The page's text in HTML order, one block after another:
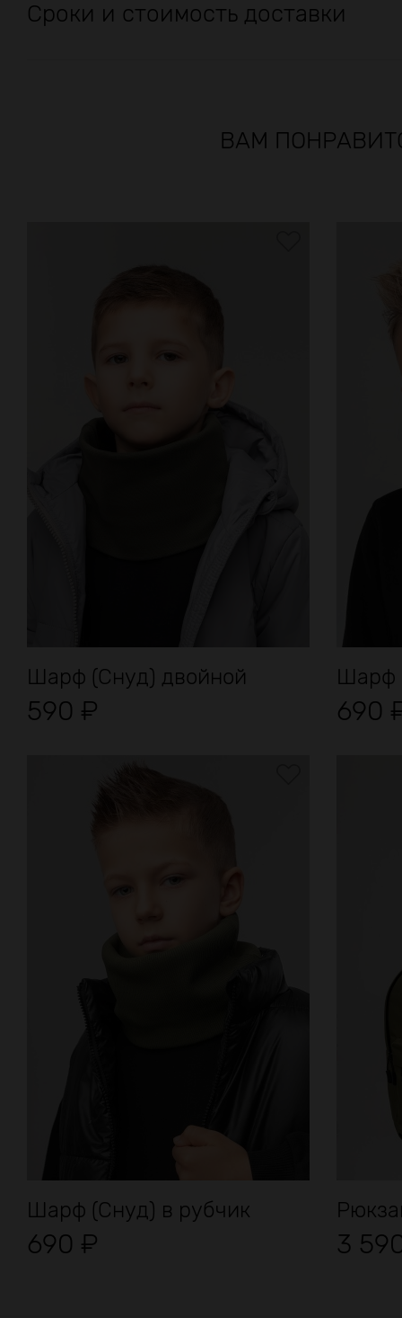
Сроки и стоимость доставки
ВАМ
Шарф (Снуд) двойной
590 ₽
Шарф
690
Шарф (Снуд) в рубчик
690 ₽ 3